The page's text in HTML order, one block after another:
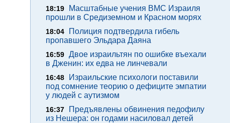
18:19
Масштабные учения ВМС Израиля
прошли в Средиземном и Красном морях
18:04
Полиция подтвердила гибель
пропавшего Эльдара Даяна
16:59 Двое израильтян по ошибке въехали
в Дженин: их едва не линчевали
16:48
Израильские психологи поставили
под сомнение теорию о дефиците эмпатии
у людей с аутизмом
16:37
Предъявлены обвинения педофилу
из Нешера: он годами насиловал детей